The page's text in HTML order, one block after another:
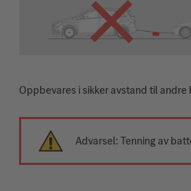
Oppbevares i sikker avstand til andre
Advarsel: Tenning av